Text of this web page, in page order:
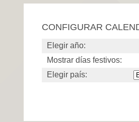
CONFIGURAR
Elegir año:
Mostrar días festivos:
Elegir país: